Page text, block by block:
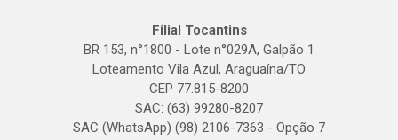
Filial Tocantins
BR 153, n°1800 - Lote n°029A, Galpão 1
Loteamento Vila Azul, Araguaína/TO
CEP 77.815-8200
SAC: (63) 99280-8207
SAC (WhatsApp) (98) 2106-7363 - Opção 7